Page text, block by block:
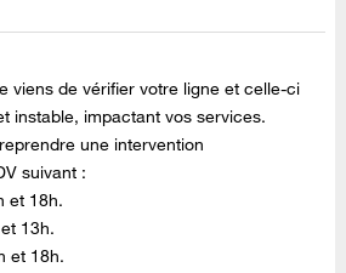
viens de vérifier votre ligne et celle-ci
instable, impactant vos services.
une intervention
suivant :
et 18h.
13h.
et 18h.